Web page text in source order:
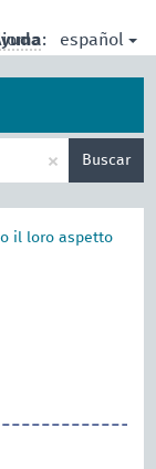
español
× Buscar
il loro aspetto